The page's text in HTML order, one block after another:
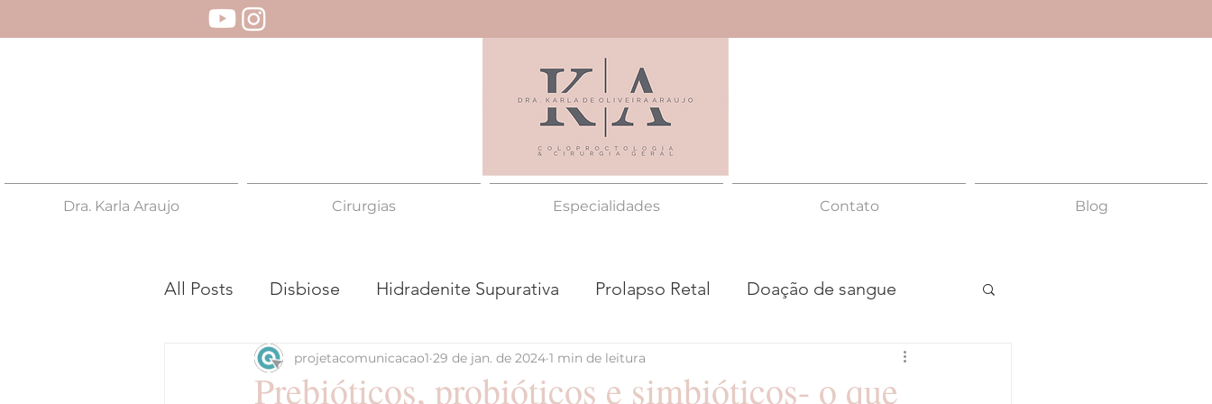
Dra. Karla Araujo Cirurgias Especialidades Contato Blog
All Posts Disbiose Hidradenite Supurativa Prolapso Retal Doação de sangue
Proctologista Colonoscopia Hemorroida Constipação Intestinal
Prebióticos, probióticos e simbióticos- o que
projetacomunicacao1 29 de jan. de 2024 1 min de leitura